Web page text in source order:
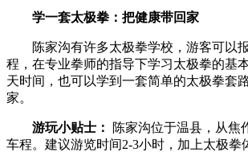
学一套太极拳：把健康带回家
陈家沟有许多太极拳学校，游客可以
程，在专业拳师的指导下学习太极拳的基
天时间，也可以学到一套简单的太极拳套
家。
游玩小贴士：
陈家沟位于温县，从焦
车程。建议游览时间2-3小时，加上太极拳